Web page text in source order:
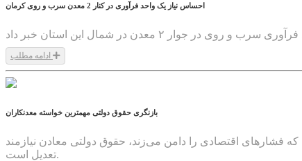
احساس نیاز یک واحد فرآوری در کنار 2 معدن سرب و روی کرمان
1399/05/13
بازنگری حقوق دولتی مهمترین خواسته معدنکاران
فشارهای اقتصادی را دامن می‌زند، حقوق دولتی معادن نیازمند
تعدیل است.